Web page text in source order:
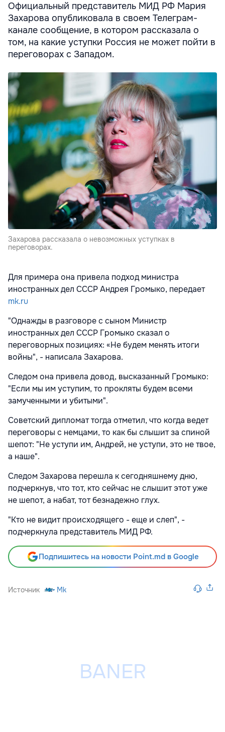
Официальный представитель МИД РФ Мария
Захарова опубликовала в своем Телеграм-
канале сообщение, в котором рассказала о
том, на какие уступки Россия не может пойти в
переговорах с Западом.
Захарова рассказала о невозможных уступках в
переговорах.
Для примера она привела подход министра
иностранных дел СССР Андрея Громыко, передает
mk.ru
"Однажды в разговоре с сыном Министр
иностранных дел СССР Громыко сказал о
переговорных позициях: «Не будем менять итоги
войны", - написала Захарова.
Следом она привела довод, высказанный Громыко:
"Если мы им уступим, то прокляты будем всеми
замученными и убитыми".
Советский дипломат тогда отметил, что когда ведет
переговоры с немцами, то как бы слышит за спиной
шепот: "Не уступи им, Андрей, не уступи, это не твое,
а наше".
Следом Захарова перешла к сегодняшнему дню,
подчеркнув, что тот, кто сейчас не слышит этот уже
не шепот, а набат, тот безнадежно глух.
"Кто не видит происходящего - еще и слеп", -
подчеркнула представитель МИД РФ.
Подпишитесь на новости Point.md в Google
Источник Mk